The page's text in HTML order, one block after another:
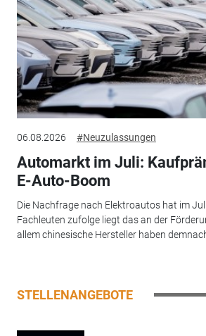
06.08.2026 #Neuzulassungen
Automarkt im Juli:
E-Auto-Boom
Die Nachfrage nach Elektroautos hat im
Fachleuten zufolge liegt das an der
allem chinesische Hersteller haben
STELLENANGEBOTE